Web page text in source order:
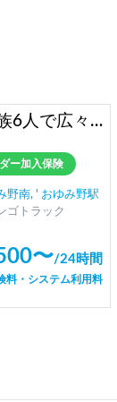
【ペットOK】家族6人で広々！FFヒーター完備のアミティで冬でもぬくぬく車中泊旅✨
ー加入保険
野南, ' おゆみ野駅
ゴトラック
〜/24時間
料・システム利用料